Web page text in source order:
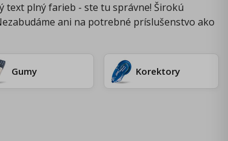
text plný farieb - ste tu správne! Širokú
ani na potrebné príslušenstvo ako
Gumy Korektory